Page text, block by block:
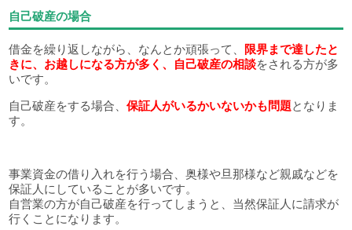
自己破産の場合
借金を繰り返しながら、なんとか頑張って、
限界まで達したと
きに、お越しになる方が多く、自己破産の相談をされる方が多
いです。
自己破産をする場合、保証人がいるかいないかも問題となりま
す。
事業資金の借り入れを行う場合、奥様や旦那様など親戚などを
保証人にしていることが多いです。
自営業の方が自己破産を行ってしまうと、当然保証人に請求が
行くことになります。